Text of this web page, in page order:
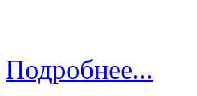
Подробнее...